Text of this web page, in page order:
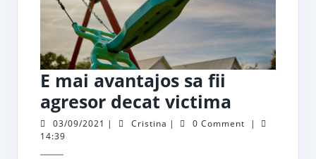
E mai avantajos sa fii
agresor decat victima
mai
03/09/2021 03/09/2021
| Cristina Cristina
| 0 Comment
|
14:39